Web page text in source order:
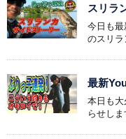
スリラ
今日も最
のスリ
最新
本日も大
らせしま